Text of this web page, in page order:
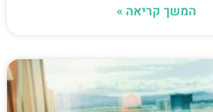
המשך קריאה »